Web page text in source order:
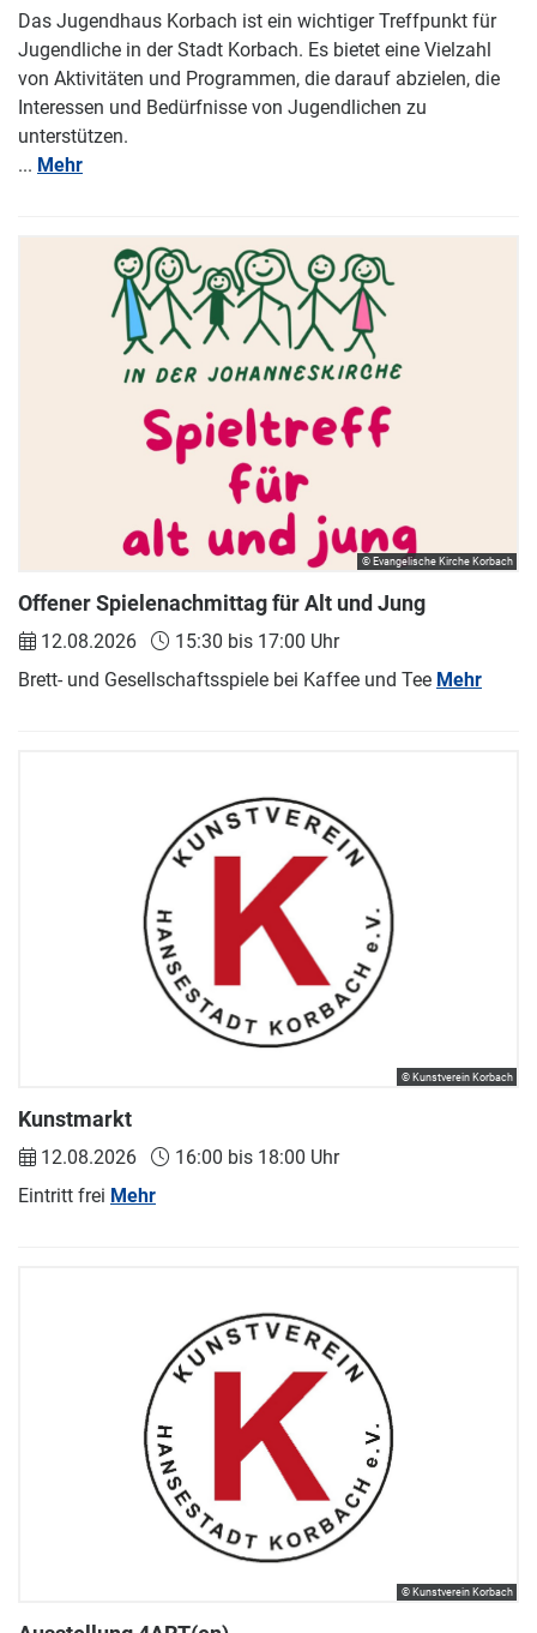
Das Jugendhaus Korbach ist ein wichtiger Treffpunkt für
Jugendliche in der Stadt Korbach. Es bietet eine Vielzahl
von Aktivitäten und Programmen, die darauf abzielen, die
Interessen und Bedürfnisse von Jugendlichen zu
unterstützen.
... Mehr
Offener Spielenachmittag für Alt und Jung
12.08.2026
15:30 bis 17:00 Uhr
Brett- und Gesellschaftsspiele bei Kaffee und Tee Mehr
© Evangelische Kirche Korbach
Kunstmarkt
12.08.2026
16:00 bis 18:00 Uhr
Eintritt frei Mehr
© Kunstverein Korbach
© Kunstverein Korbach